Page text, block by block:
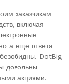
заказчикам
включая
а еще ответа
DotBig
довольны
акциями.